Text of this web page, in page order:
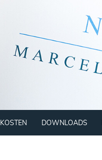
KOSTEN DOWNLOADS